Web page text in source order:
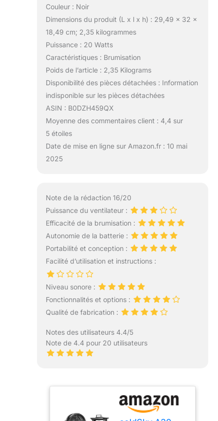
Couleur : Noir
Dimensions du produit (L x l x h) : 29,49 x 32 x
18,49 cm; 2,35 kilogrammes
Puissance : 20 Watts
Caractéristiques : Brumisation
Poids de l’article : 2,35 Kilograms
Disponibilité des pièces détachées : Information
indisponible sur les pièces détachées
ASIN : B0DZH459QX
Moyenne des commentaires client : 4,4 sur
5 étoiles
Date de mise en ligne sur Amazon.fr : 10 mai
2025
Note de la rédaction 16/20
Puissance du ventilateur :
Efficacité de la brumisation :
Autonomie de la batterie :
Portabilité et conception :
Facilité d’utilisation et instructions :
Niveau sonore :
Fonctionnalités et options :
Qualité de fabrication :
Notes des utilisateurs 4.4/5
Note de 4.4 pour 20 utilisateurs